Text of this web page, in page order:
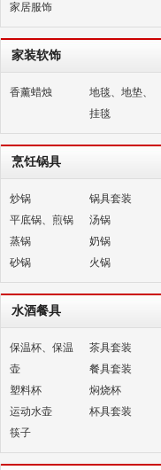
家居服饰
家装软饰
香薰蜡烛
地毯、地垫、
挂毯
烹饪锅具
炒锅
锅具套装
平底锅、煎锅
汤锅
蒸锅
奶锅
砂锅
火锅
水酒餐具
保温杯、保温
壶
茶具套装
餐具套装
塑料杯
焖烧杯
运动水壶
杯具套装
筷子